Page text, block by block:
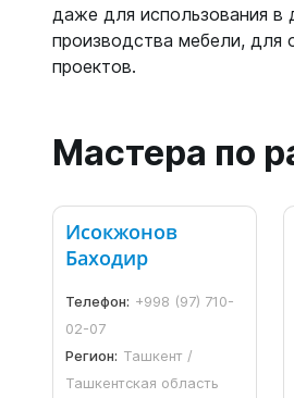
даже для использования
производства мебели, для
проектов.
Мастера по
Исокжонов
Баходир
Телефон: +998 (97) 710-
02-07
Регион: Ташкент /
Ташкентская область